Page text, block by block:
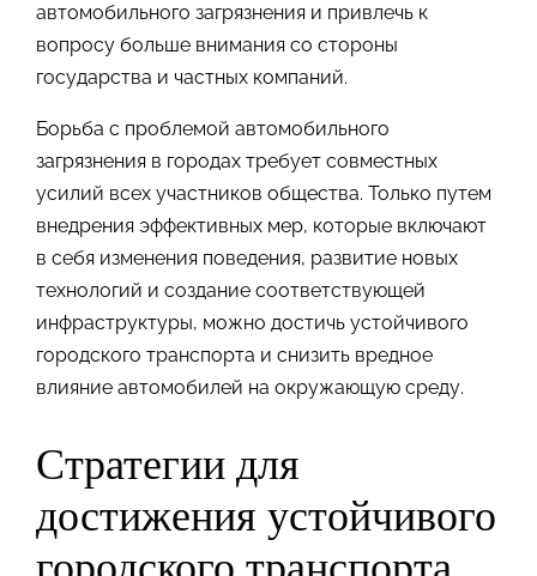
автомобильного загрязнения и привлечь к
вопросу больше внимания со стороны
государства и частных компаний.
Борьба с проблемой автомобильного
загрязнения в городах требует совместных
усилий всех участников общества. Только путем
внедрения эффективных мер, которые включают
в себя изменения поведения, развитие новых
технологий и создание соответствующей
инфраструктуры, можно достичь устойчивого
городского транспорта и снизить вредное
влияние автомобилей на окружающую среду.
Стратегии для
достижения устойчивого